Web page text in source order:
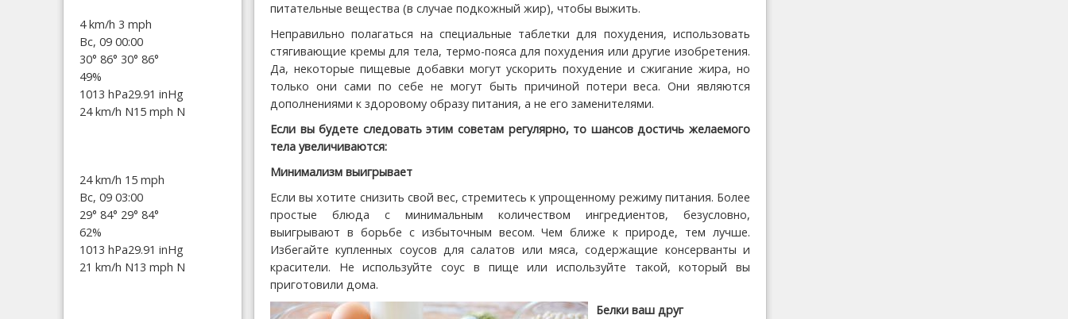
питательные вещества (в случае подкожный жир), чтобы выжить.
Неправильно полагаться на специальные таблетки для похудения, использовать
стягивающие кремы для тела, термо-пояса для похудения или другие изобретения.
Да, некоторые пищевые добавки могут ускорить похудение и сжигание жира, но
только они сами по себе не могут быть причиной потери веса. Они являются
дополнениями к здоровому образу питания, а не его заменителями.
Если вы будете следовать этим советам регулярно, то шансов достичь желаемого
тела увеличиваются:
Минимализм выигрывает
Если вы хотите снизить свой вес, стремитесь к упрощенному режиму питания. Более
простые блюда с минимальным количеством ингредиентов, безусловно,
выигрывают в борьбе с избыточным весом. Чем ближе к природе, тем лучше.
Избегайте купленных соусов для салатов или мяса, содержащие консерванты и
красители. Не используйте соус в пище или используйте такой, который вы
приготовили дома.
Белки ваш друг
4 km/h 3 mph
Вс, 09 00:00
30° 86° 30° 86°
49%
1013 hPa29.91 inHg
24 km/h N15 mph N
24 km/h 15 mph
Вс, 09 03:00
29° 84° 29° 84°
62%
1013 hPa29.91 inHg
21 km/h N13 mph N